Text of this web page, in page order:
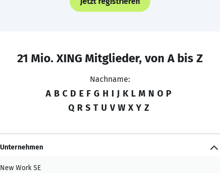
21 Mio. XING Mitglieder, von A bis Z
Nachname:
A B C D E F G H I J K L M N O P
Q R S T U V W X Y Z
Unternehmen
New Work SE